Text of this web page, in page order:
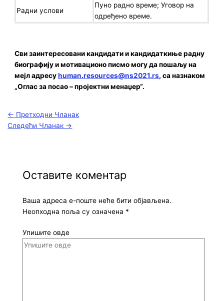
Радни услови
Пуно радно време; Уговор на
одређено време.
Сви заинтересовани кандидати и кандидаткиње радну
биографију и мотивационо писмо могу да пошаљу на
мејл адресуhuman.resources@ns2021.rs, са назнаком
„Oглас за посао – пројектни менаџер“.
← Претходни Чланак
Следећи Чланак →
Оставите коментар
Ваша адреса е-поште неће бити објављена.
Неопходна поља су означена *
Упишите овде